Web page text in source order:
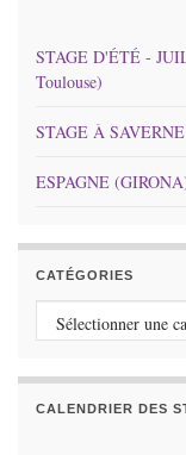
STAGE D'ÉTÉ -
Toulouse)
STAGE À
ESPAGNE
CATÉGORIES
Catégories
CALENDRIER DES